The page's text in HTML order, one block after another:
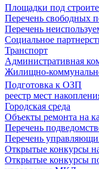
Площадки под
Перечень свободных
Перечень
Социальное
Транспорт
Административная
Жилищно-
Подготовка к ОЗП
реестр мест
Городская среда
Объекты ремонта на
Перечень
Перечень
Открытые конкурсы
Открытые конкурсы